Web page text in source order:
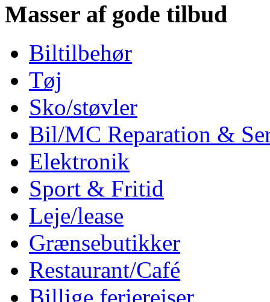
Masser af gode tilbud
Biltilbehør
Tøj
Sko/støvler
Bil/MC Reparation &
Elektronik
Sport & Fritid
Leje/lease
Grænsebutikker
Restaurant/Café